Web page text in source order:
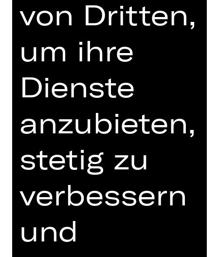
09.30 - 10.30 Uhr
Schulvorstellung
Kammerspiele
Für die Buchung und weitere
Informationen zu Schulvorstellungen
an schulplatzmiete(a)staatstheater-
nuernberg.de oder 0911/66069-6002
Termine und Besetzung
von Dritten,
um ihre
Dienste
anzubieten,
stetig zu
verbessern
und